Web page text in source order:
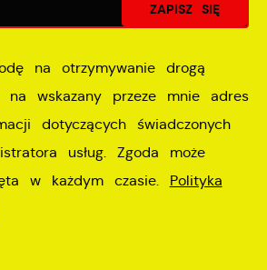
na otrzymywanie drogą
na wskazany przeze mnie adres
dotyczących świadczonych
usług. Zgoda może
w każdym czasie. Polityka